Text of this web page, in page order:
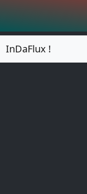
InDaFlux !